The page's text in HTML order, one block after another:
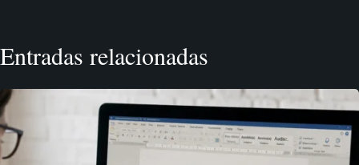
Entradas relacionadas